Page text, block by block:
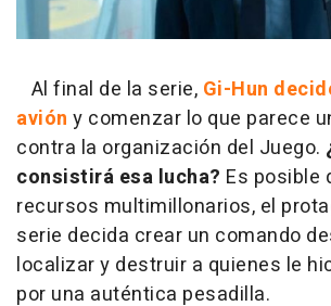
Al final de la serie, Gi-Hun
avión y comenzar lo que parece
contra la organización del Juego.
consistirá esa lucha? Es posible
recursos multimillonarios, el
serie decida crear un comando
localizar y destruir a quienes le
por una auténtica pesadilla.